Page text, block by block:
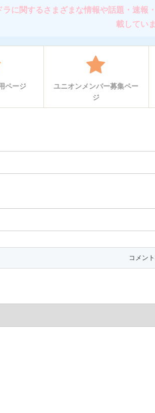
に関するさまざまな情報や話題・速
載してい
ページ
ユニオンメンバー募集ペー
ジ